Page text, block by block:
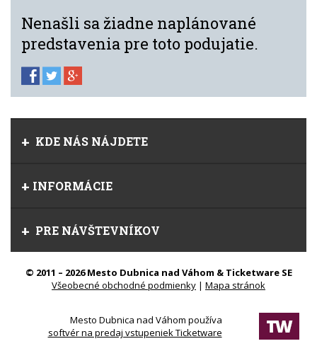
Nenašli sa žiadne naplánované
predstavenia pre toto podujatie.
KDE NÁS NÁJDETE
INFORMÁCIE
PRE NÁVŠTEVNÍKOV
© 2011 – 2026 Mesto Dubnica nad Váhom & Ticketware SE
Všeobecné obchodné podmienky | Mapa stránok
Mesto Dubnica nad Váhom používa
softvér na predaj vstupeniek Ticketware